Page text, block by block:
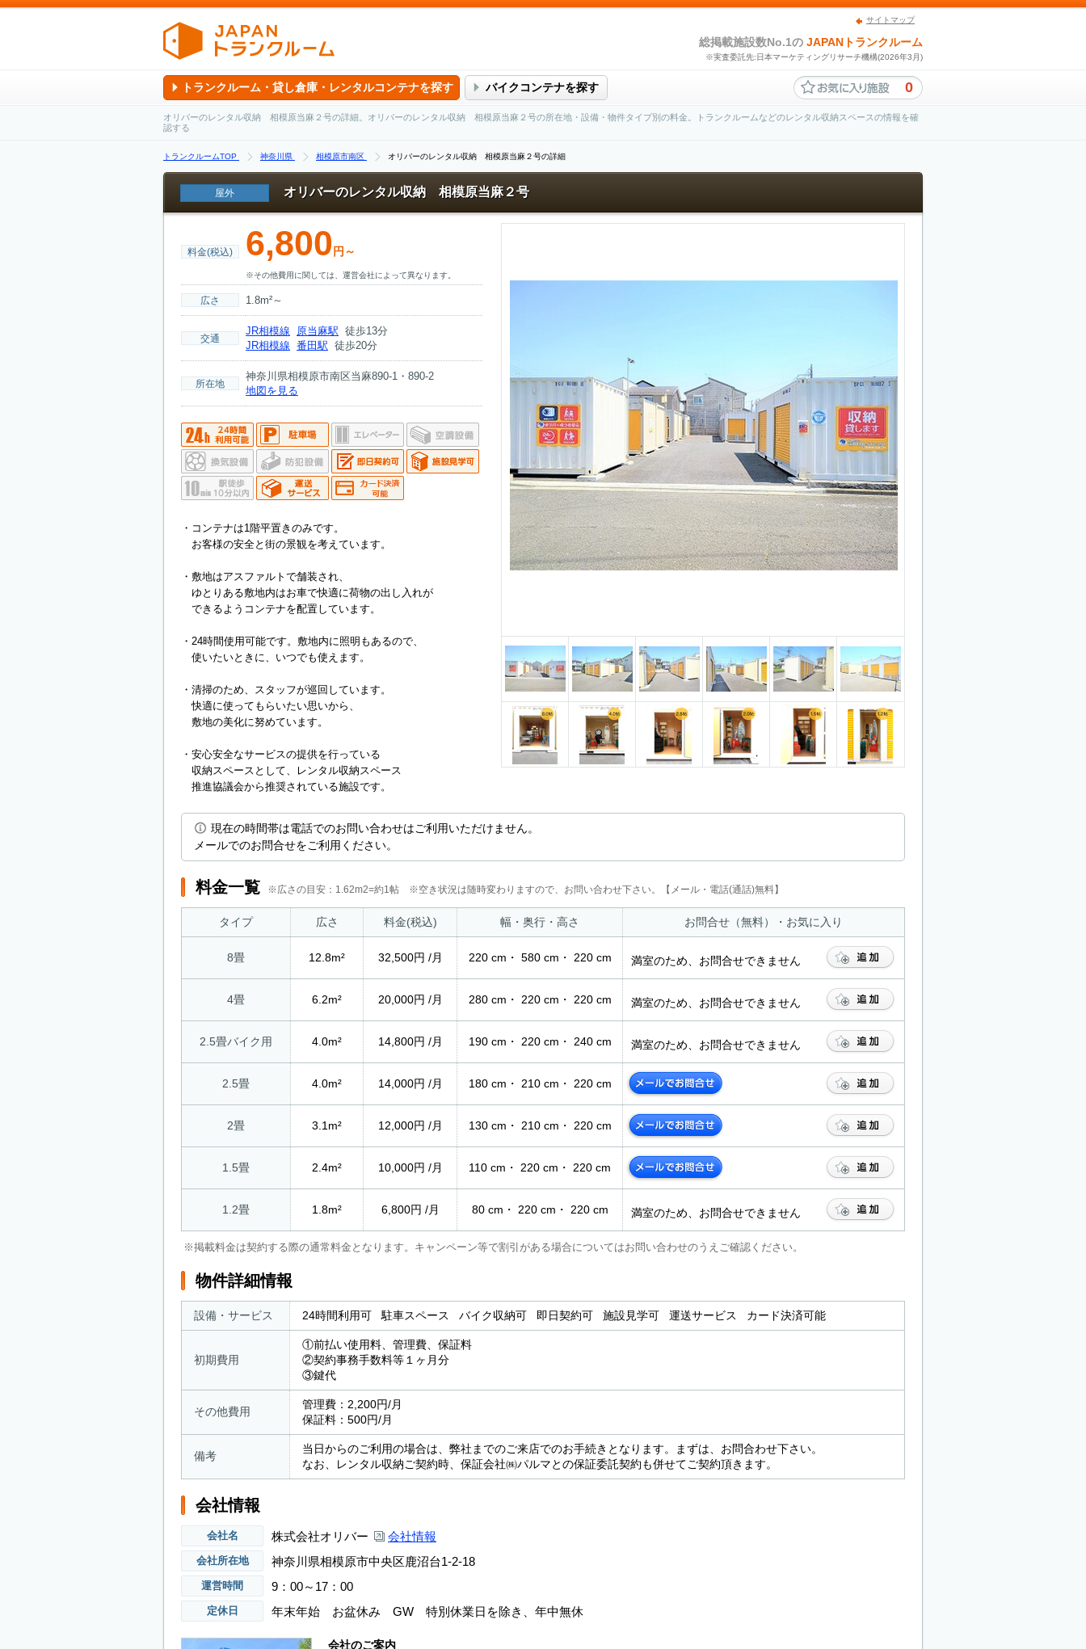
サイトマップ
総掲載施設数No.1の JAPANトランクルーム
※実査委託先:日本マーケティングリサーチ機構(2026年3月)
トランクルーム・貸し倉庫・レンタルコンテナを探す バイクコンテナを探す 0
オリバーのレンタル収納 相模原当麻２号の詳細。オリバーのレンタル収納 相模原当麻２号の所在地・設備・物件タイプ別の料金。トランクルームなどのレンタル収納スペースの情報を確
認する
トランクルームTOP 神奈川県 相模原市南区 オリバーのレンタル収納 相模原当麻２号の詳細
屋外 オリバーのレンタル収納 相模原当麻２号
料金(税込) 6,800 円～
※その他費用に関しては、運営会社によって異なります。
広さ 1.8m²～
交通
JR相模線 原当麻駅 徒歩13分
JR相模線 番田駅 徒歩20分
所在地
神奈川県相模原市南区当麻890-1・890-2
地図を見る
・コンテナは1階平置きのみです。
お客様の安全と街の景観を考えています。
・敷地はアスファルトで舗装され、
ゆとりある敷地内はお車で快適に荷物の出し入れが
できるようコンテナを配置しています。
・24時間使用可能です。敷地内に照明もあるので、
使いたいときに、いつでも使えます。
・清掃のため、スタッフが巡回しています。
快適に使ってもらいたい思いから、
敷地の美化に努めています。
・安心安全なサービスの提供を行っている
収納スペースとして、レンタル収納スペース
推進協議会から推奨されている施設です。
現在の時間帯は電話でのお問い合わせはご利用いただけません。
メールでのお問合せをご利用ください。
料金一覧 ※広さの目安：1.62m2=約1帖 ※空き状況は随時変わりますので、お問い合わせ下さい。【メール・電話(通話)無料】
タイプ 広さ 料金(税込) 幅・奥行・高さ お問合せ（無料）・お気に入り
8畳 12.8m² 32,500円 /月 220 cm・ 580 cm・ 220 cm 満室のため、お問合せできません
4畳 6.2m² 20,000円 /月 280 cm・ 220 cm・ 220 cm 満室のため、お問合せできません
2.5畳バイク用 4.0m² 14,800円 /月 190 cm・ 220 cm・ 240 cm 満室のため、お問合せできません
2.5畳 4.0m² 14,000円 /月 180 cm・ 210 cm・ 220 cm
2畳 3.1m² 12,000円 /月 130 cm・ 210 cm・ 220 cm
1.5畳 2.4m² 10,000円 /月 110 cm・ 220 cm・ 220 cm
1.2畳 1.8m² 6,800円 /月 80 cm・ 220 cm・ 220 cm 満室のため、お問合せできません
※掲載料金は契約する際の通常料金となります。キャンペーン等で割引がある場合についてはお問い合わせのうえご確認ください。
物件詳細情報
設備・サービス 24時間利用可 駐車スペース バイク収納可 即日契約可 施設見学可 運送サービス カード決済可能
初期費用
①前払い使用料、管理費、保証料
②契約事務手数料等１ヶ月分
③鍵代
その他費用
管理費：2,200円/月
保証料：500円/月
備考
当日からのご利用の場合は、弊社までのご来店でのお手続きとなります。まずは、お問合わせ下さい。
なお、レンタル収納ご契約時、保証会社㈱パルマとの保証委託契約も併せてご契約頂きます。
会社情報
会社名 株式会社オリバー 会社情報
会社所在地 神奈川県相模原市中央区鹿沼台1-2-18
運営時間 9：00～17：00
定休日 年末年始 お盆休み GW 特別休業日を除き、年中無休
会社のご案内